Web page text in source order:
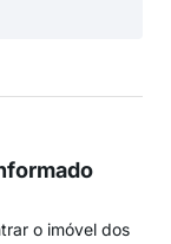
o imóvel dos